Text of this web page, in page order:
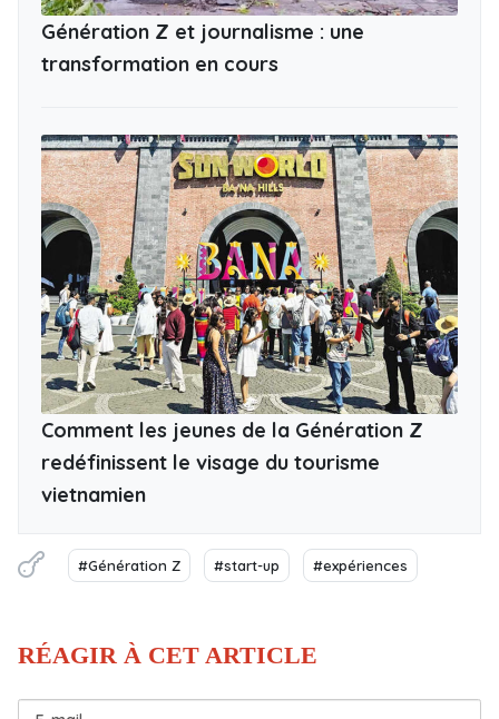
Génération Z et journalisme : une
transformation en cours
Comment les jeunes de la Génération Z
redéfinissent le visage du tourisme
vietnamien
#Génération Z #start-up #expériences